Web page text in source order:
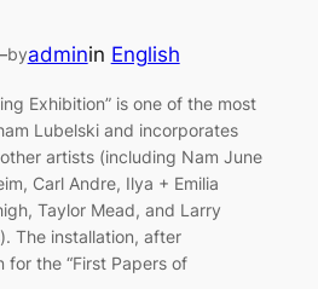
byadminin English
Exhibition” is one of the most
Lubelski and incorporates
artists (including Nam June
Carl Andre, Ilya + Emilia
Taylor Mead, and Larry
The installation, after
for the “First Papers of